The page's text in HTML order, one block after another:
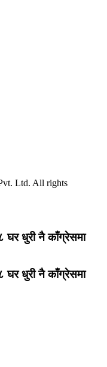
Ltd. All rights
घर धुरी नै काँग्रेसमा
घर धुरी नै काँग्रेसमा